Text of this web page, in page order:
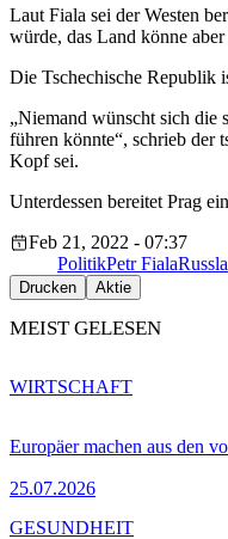
Laut Fiala sei der Westen
würde, das Land könne
Die Tschechische Republik
„Niemand wünscht sich die
führen könnte“, schrieb der
Kopf sei.
Unterdessen bereitet Prag
Feb 21, 2022 - 07:37
PolitikPetr Fiala
Drucken Aktie
MEIST GELESEN
Europäer machen aus den
25.07.2026
WIRTSCHAFT
GESUNDHEIT